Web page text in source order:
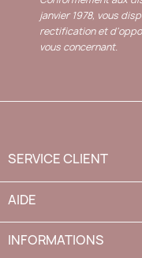
janvier 1978, vous
rectification et
vous concernant.
SERVICE CLIENT
AIDE
INFORMATIONS